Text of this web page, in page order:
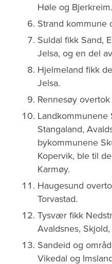
Høle og Bjerkreim.
Strand kommune
Suldal fikk Sand,
Jelsa, og en del
Hjelmeland fikk
Jelsa.
Rennesøy
Landkommunene
Stangaland,
bykommunene
Kopervik, ble til
Karmøy.
Haugesund
Torvastad.
Tysvær fikk
Avaldsnes,
Sandeid og
Vikedal og